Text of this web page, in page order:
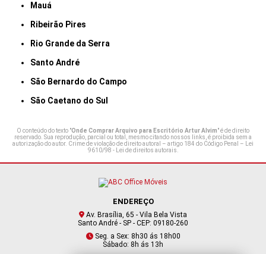
Mauá
Ribeirão Pires
Rio Grande da Serra
Santo André
São Bernardo do Campo
São Caetano do Sul
O conteúdo do texto "Onde Comprar Arquivo para Escritório Artur Alvim" é de direito
reservado. Sua reprodução, parcial ou total, mesmo citando nossos links, é proibida sem a
autorização do autor. Crime de violação de direito autoral – artigo 184 do Código Penal – Lei
9610/98 - Lei de direitos autorais.
ENDEREÇO
Av. Brasília, 65 - Vila Bela Vista
Santo André - SP - CEP: 09180-260
Seg. a Sex: 8h30 ás 18h00
Sábado: 8h ás 13h